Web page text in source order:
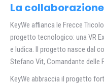
La collaborazione
KeyWe affianca le Frecce
progetto tecnologico: una VR
e ludica. Il progetto nasce dal
Stefano Vit, Comandante delle
KeyWe abbraccia il progetto